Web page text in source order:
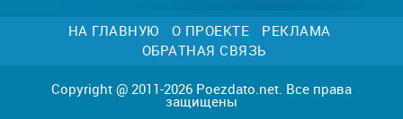
НА ГЛАВНУЮ О ПРОЕКТЕ
РЕКЛАМА
ОБРАТНАЯ СВЯЗЬ
Copyright @ 2011-2026 Poezdato.net. Все права
защищены